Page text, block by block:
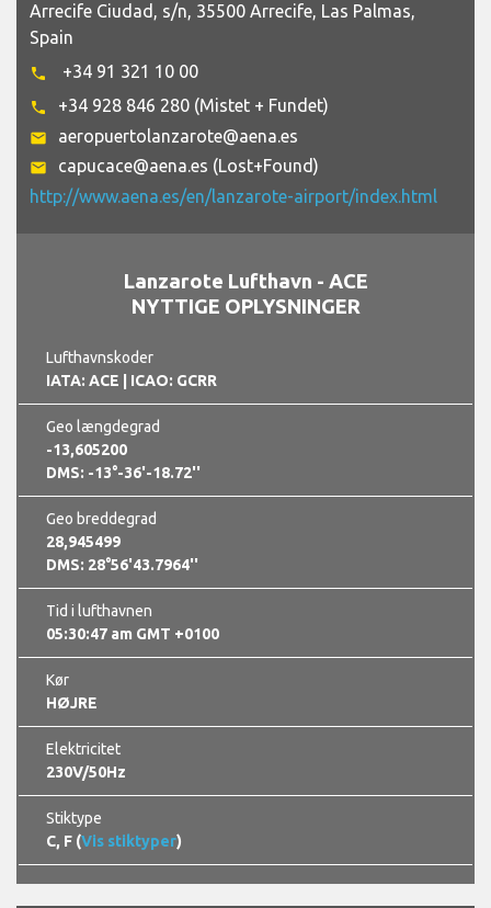
Arrecife Ciudad, s/n, 35500 Arrecife, Las Palmas,
Spain
phone +34 91 321 10 00
phone +34 928 846 280 (Mistet + Fundet)
email aeropuertolanzarote@aena.es
email
capucace@aena.es (Lost+Found)
http://www.aena.es/en/lanzarote-airport/index.html
Lanzarote Lufthavn - ACE
NYTTIGE OPLYSNINGER
Lufthavnskoder
IATA: ACE
| ICAO: GCRR
Geo længdegrad
-13,605200
DMS: -13°-36'-18.72''
Geo breddegrad
28,945499
DMS: 28°56'43.7964''
Tid i lufthavnen
05:30:48 am GMT +0100
Kør
HØJRE
Elektricitet
230V/50Hz
Stiktype
C, F (Vis stiktyper)